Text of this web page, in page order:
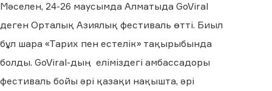
Мәселен, 24-26 маусымда Алматыда GoViral
деген Орталық Азиялық фестиваль өтті. Биыл
бұл шара «Тарих пен естелік» тақырыбында
болды. GoViral-дың еліміздегі амбассадоры
фестиваль бойы әрі қазақи нақышта, әрі